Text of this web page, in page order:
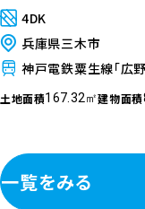
4DK
兵庫県三木市
神戸電鉄粟生線「広
土地面積167.32㎡建物面積
一覧をみる